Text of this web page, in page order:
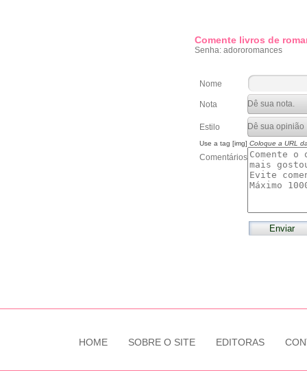
Comente livros de
Senha: adororomances
Nome
Nota
Estilo
Use a tag [img] Coloque a URL
Comentários
HOME SOBRE O SITE EDITORAS